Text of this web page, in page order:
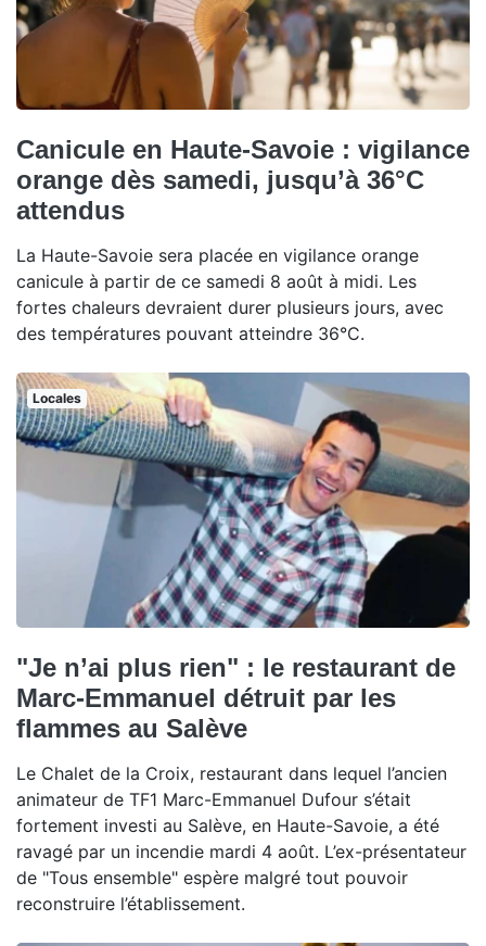
Canicule en Haute-Savoie : vigilance
orange dès samedi, jusqu’à 36°C
attendus
La Haute-Savoie sera placée en vigilance orange
canicule à partir de ce samedi 8 août à midi. Les
fortes chaleurs devraient durer plusieurs jours, avec
des températures pouvant atteindre 36°C.
Locales
"Je n’ai plus rien" : le restaurant de
Marc-Emmanuel détruit par les
flammes au Salève
Le Chalet de la Croix, restaurant dans lequel l’ancien
animateur de TF1 Marc-Emmanuel Dufour s’était
fortement investi au Salève, en Haute-Savoie, a été
ravagé par un incendie mardi 4 août. L’ex-présentateur
de "Tous ensemble" espère malgré tout pouvoir
reconstruire l’établissement.